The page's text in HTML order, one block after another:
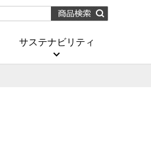
サステナビリティ